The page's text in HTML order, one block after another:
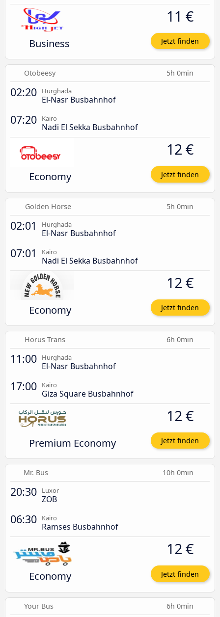
Business
11 €
Jetzt finden
Otobeesy 5h 0min
02:20 Hurghada
El-Nasr Busbahnhof
07:20 Kairo
Nadi El Sekka Busbahnhof
Economy
12 €
Jetzt finden
Golden Horse 5h 0min
02:01 Hurghada
El-Nasr Busbahnhof
07:01 Kairo
Nadi El Sekka Busbahnhof
Economy
12 €
Jetzt finden
Horus Trans 6h 0min
11:00 Hurghada
El-Nasr Busbahnhof
17:00 Kairo
Giza Square Busbahnhof
Premium Economy
12 €
Jetzt finden
Mr. Bus 10h 0min
20:30 Luxor
ZOB
06:30 Kairo
Ramses Busbahnhof
Economy
12 €
Jetzt finden
Your Bus 6h 0min